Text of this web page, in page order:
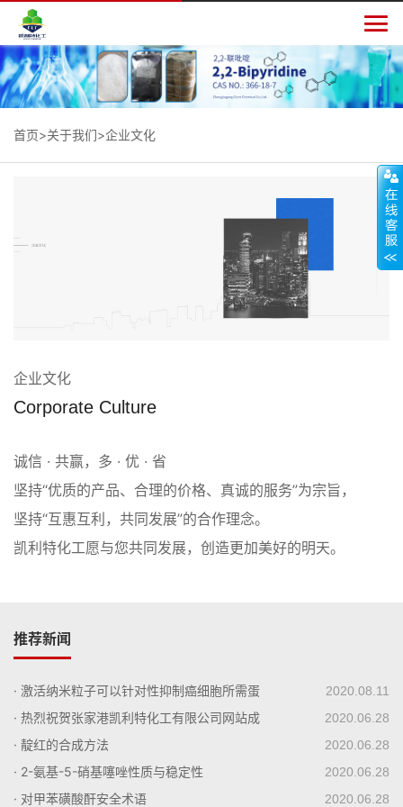

首页>关于我们>企业文化
企业文化
Corporate Culture
诚信 · 共赢，多 · 优 · 省
坚持“优质的产品、合理的价格、真诚的服务”为宗旨，
坚持“互惠互利，共同发展”的合作理念。
凯利特化工愿与您共同发展，创造更加美好的明天。
推荐新闻
2020.08.11
· 激活纳米粒子可以针对性抑制癌细胞所需蛋
白质
2020.06.28
· 热烈祝贺张家港凯利特化工有限公司网站成
功上线！
2020.06.28
· 靛红的合成方法
2020.06.28
· 2-氨基-5-硝基噻唑性质与稳定性
2020.06.28
· 对甲苯磺酸酐安全术语